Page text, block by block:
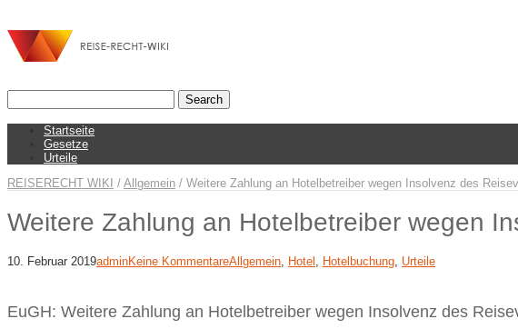
Startseite
Gesetze
Urteile
REISERECHT WIKI / Allgemein / Weitere Zahlung an Hotelbetreiber wegen Insolvenz des
Weitere Zahlung an Hotelbetreiber wegen
10. Februar 2019adminKeine KommentareAllgemein Hotel Hotelbuchung Urteile
EuGH: Weitere Zahlung an Hotelbetreiber wegen Insolvenz des